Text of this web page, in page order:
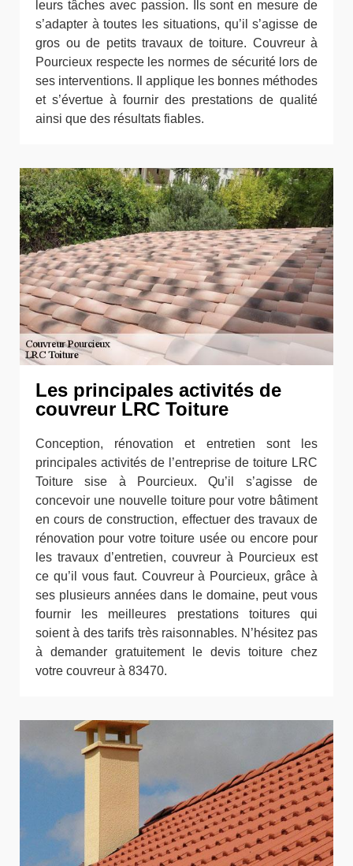
leurs tâches avec passion. Ils sont en mesure de
s’adapter à toutes les situations, qu’il s’agisse de
gros ou de petits travaux de toiture. Couvreur à
Pourcieux respecte les normes de sécurité lors de
ses interventions. Il applique les bonnes méthodes
et s’évertue à fournir des prestations de qualité
ainsi que des résultats fiables.
Les principales activités de
couvreur LRC Toiture
Conception, rénovation et entretien sont les
principales activités de l’entreprise de toiture LRC
Toiture sise à Pourcieux. Qu’il s’agisse de
concevoir une nouvelle toiture pour votre bâtiment
en cours de construction, effectuer des travaux de
rénovation pour votre toiture usée ou encore pour
les travaux d’entretien, couvreur à Pourcieux est
ce qu’il vous faut. Couvreur à Pourcieux, grâce à
ses plusieurs années dans le domaine, peut vous
fournir les meilleures prestations toitures qui
soient à des tarifs très raisonnables. N’hésitez pas
à demander gratuitement le devis toiture chez
votre couvreur à 83470.